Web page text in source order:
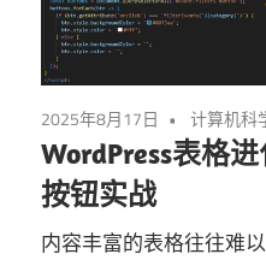
2025年8月17日 计算机科
WordPress表格
按钮实战
内容丰富的表格往往难